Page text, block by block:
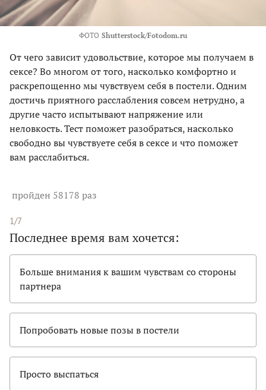
ФОТО Shutterstock/Fotodom.ru
От чего зависит удовольствие, которое мы получаем в
сексе? Во многом от того, насколько комфортно и
раскрепощенно мы чувствуем себя в постели. Одним
достичь приятного расслабления совсем нетрудно, а
другие часто испытывают напряжение или
неловкость. Тест поможет разобраться, насколько
свободно вы чувствуете себя в сексе и что поможет
вам расслабиться.
пройден 58178 раз
1/7
Последнее время вам хочется:
Больше внимания к вашим чувствам со стороны
партнера
Попробовать новые позы в постели
Просто выспаться